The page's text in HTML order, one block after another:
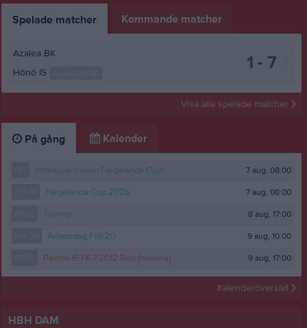
Spelade matcher Kommande matcher
1 - 7
Azalea BK
Hönö IS
Visa alla spelade matcher
På gång Kalender
Intresseanmälan Färgelanda Cup! 7 aug, 08:00
Färgelanda Cup 2026 7 aug, 08:00
Träning 8 aug, 17:00
Arbetsdag F19/20 9 aug, 10:00
Partille IF FK P2012 Röd (hemma) 9 aug, 17:00
Kalenderöversikt
HBH DAM